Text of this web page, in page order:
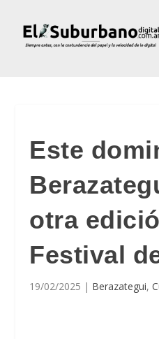
Este
otra
Festival
19/02/2025 | Berazategui,